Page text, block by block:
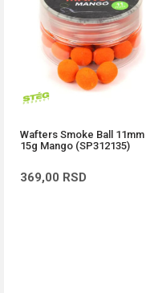
Wafters Smoke Ball 11mm
15g Mango (SP312135)
369,00 RSD